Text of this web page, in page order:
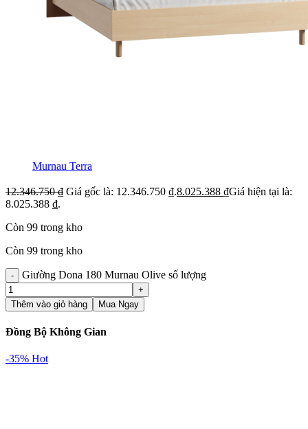
Murnau Terra
12.346.750₫ Giá gốc là: 12.346.750 ₫.8.025.388 ₫Giá hiện tại là:
8.025.388 ₫.
Còn 99 trong kho
Còn 99 trong kho
Giường Dona 180 Murnau Olive số lượng
Thêm vào giỏ hàng Mua Ngay
Đồng Bộ Không Gian
-35% Hot